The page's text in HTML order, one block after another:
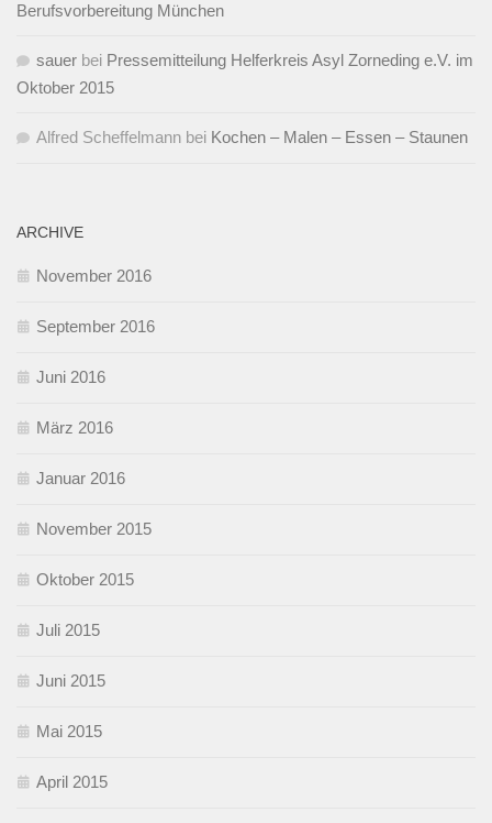
Berufsvorbereitung München
sauer bei Pressemitteilung Helferkreis Asyl Zorneding e.V. im
Oktober 2015
Alfred Scheffelmann bei Kochen – Malen – Essen – Staunen
ARCHIVE
November 2016
September 2016
Juni 2016
März 2016
Januar 2016
November 2015
Oktober 2015
Juli 2015
Juni 2015
Mai 2015
April 2015